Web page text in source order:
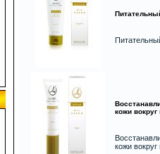
кожи вокруг
кожи вокруг